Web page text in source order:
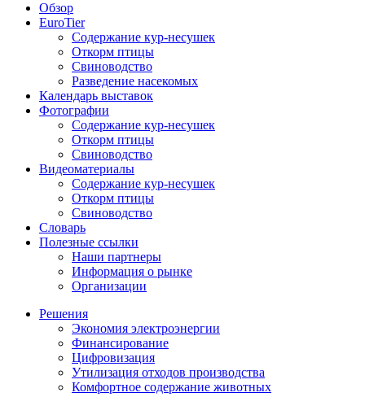
Обзор
EuroTier
Содержание кур-несушек
Откорм птицы
Свиноводство
Разведение насекомых
Календарь выставок
Фотографии
Содержание кур-несушек
Откорм птицы
Свиноводство
Видеоматериалы
Содержание кур-несушек
Откорм птицы
Свиноводство
Словарь
Полезные ссылки
Наши партнеры
Информация о рынке
Организации
Решения
Экономия электроэнергии
Финансирование
Цифровизация
Утилизация отходов производства
Комфортное содержание животных